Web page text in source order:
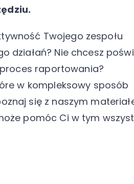
Twojego zespołu
działań? Nie chcesz
raportowania?
w kompleksowy sposób
się z naszym
pomóc Ci w tym